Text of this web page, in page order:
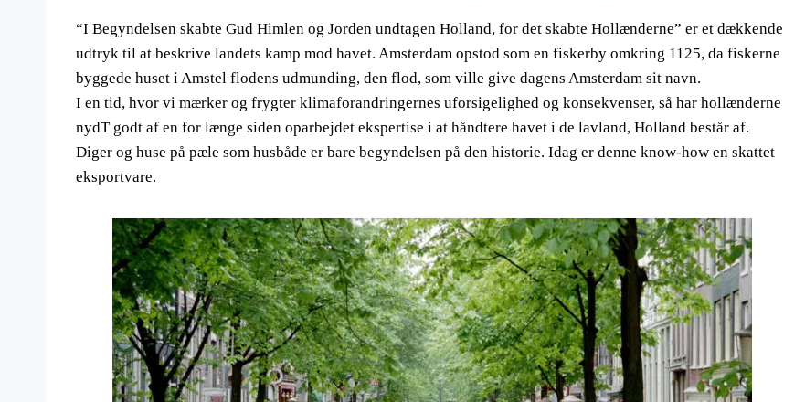
“I Begyndelsen skabte Gud Himlen og Jorden undtagen Holland, for det skabte Hollænderne” er et dækkende
udtryk til at beskrive landets kamp mod havet. Amsterdam opstod som en fiskerby omkring 1125, da fiskerne
byggede huset i Amstel flodens udmunding, den flod, som ville give dagens Amsterdam sit navn.
I en tid, hvor vi mærker og frygter klimaforandringernes uforsigelighed og konsekvenser, så har hollænderne
nydT godt af en for længe siden oparbejdet ekspertise i at håndtere havet i de lavland, Holland består af.
Diger og huse på pæle som husbåde er bare begyndelsen på den historie. Idag er denne know-how en skattet
eksportvare.